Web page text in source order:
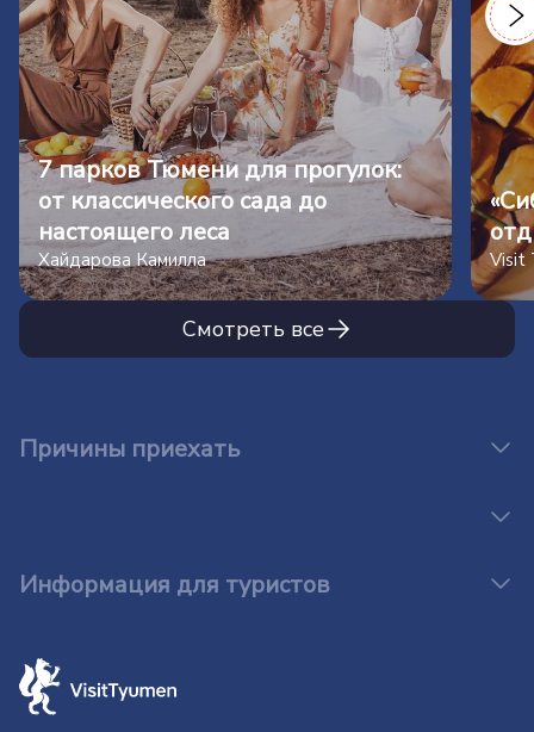
7 парков Тюмени для прогулок:
от классического сада до
настоящего леса
Хайдарова Камилла Visit
Смотреть все
Причины приехать
Информация для туристов